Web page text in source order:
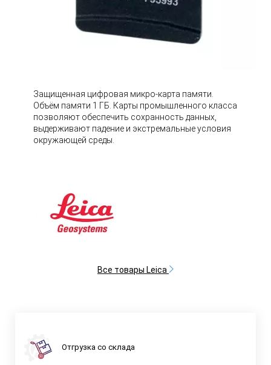
Защищенная цифровая микро-карта памяти.
Объём памяти 1 ГБ. Карты промышленного класса
позволяют обеспечить сохранность данных,
выдерживают падение и экстремальные условия
окружающей среды.
Все товары Leica
Отгрузка со склада